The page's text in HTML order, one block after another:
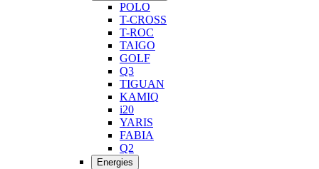
POLO
T-CROSS
T-ROC
TAIGO
GOLF
Q3
TIGUAN
KAMIQ
i20
YARIS
FABIA
Q2
Energies